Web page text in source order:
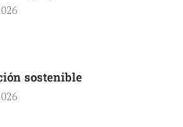
sostenible